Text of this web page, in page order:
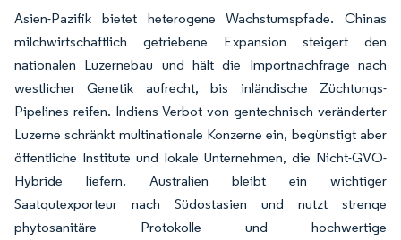
Asien-Pazifik bietet heterogene Wachstumspfade. Chinas
milchwirtschaftlich getriebene Expansion steigert den
nationalen Luzernebau und hält die Importnachfrage nach
westlicher Genetik aufrecht, bis inländische Züchtungs-
Pipelines reifen. Indiens Verbot von gentechnisch veränderter
Luzerne schränkt multinationale Konzerne ein, begünstigt aber
öffentliche Institute und lokale Unternehmen, die Nicht-GVO-
Hybride liefern. Australien bleibt ein wichtiger
Saatgutexporteur nach Südostasien und nutzt strenge
phytosanitäre Protokolle und hochwertige